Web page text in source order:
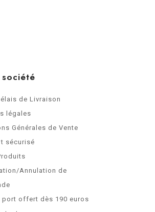
de Livraison
légales
Générales de Vente
sécurisé
Annulation de
port offert dès 190 euros